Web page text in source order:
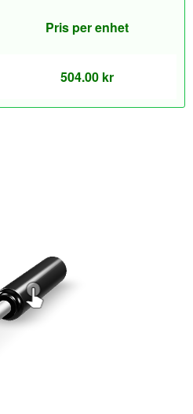
Pris per enhet
504.00 kr